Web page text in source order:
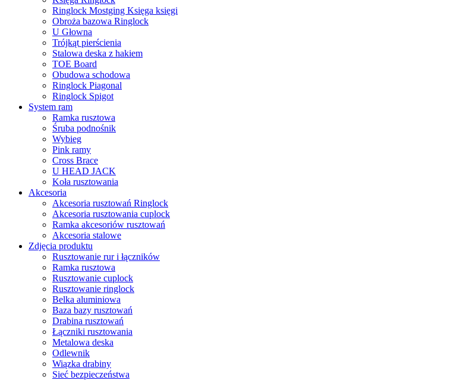
Ringlock Mostging Księga księgi
Obroża bazowa Ringlock
U Głowna
Trójkąt pierścienia
Stalowa deska z hakiem
TOE Board
Obudowa schodowa
Ringlock Piagonal
Ringlock Spigot
System ram
Ramka rusztowa
Śruba podnośnik
Wybieg
Pink ramy
Cross Brace
U HEAD JACK
Koła rusztowania
Akcesoria
Akcesoria rusztowań Ringlock
Akcesoria rusztowania cuplock
Ramka akcesoriów rusztowań
Akcesoria stalowe
Zdjęcia produktu
Rusztowanie rur i łączników
Ramka rusztowa
Rusztowanie cuplock
Rusztowanie ringlock
Belka aluminiowa
Baza bazy rusztowań
Drabina rusztowań
Łączniki rusztowania
Metalowa deska
Odlewnik
Wiązka drabiny
Sieć bezpieczeństwa